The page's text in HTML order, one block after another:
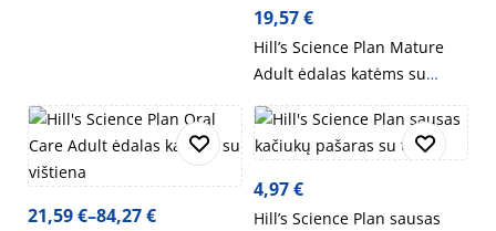
19,57€
Hill’s Science Plan Mature
Adult ėdalas katėms su
vištiena
21,59€–84,27€
4,97€
Hill’s Science Plan sausas